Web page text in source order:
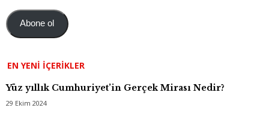
Abone ol
EN YENI İÇERIKLER
Yüz yıllık Cumhuriyet’in Gerçek Mirası Nedir?
29 Ekim 2024